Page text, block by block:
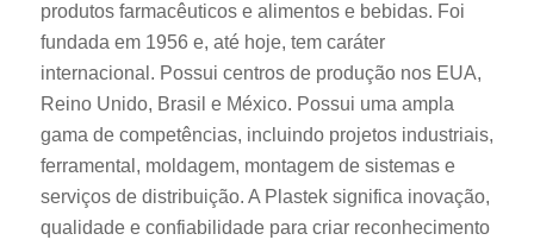
produtos farmacêuticos e alimentos e bebidas. Foi
fundada em 1956 e, até hoje, tem caráter
internacional. Possui centros de produção nos EUA,
Reino Unido, Brasil e México. Possui uma ampla
gama de competências, incluindo projetos industriais,
ferramental, moldagem, montagem de sistemas e
serviços de distribuição. A Plastek significa inovação,
qualidade e confiabilidade para criar reconhecimento